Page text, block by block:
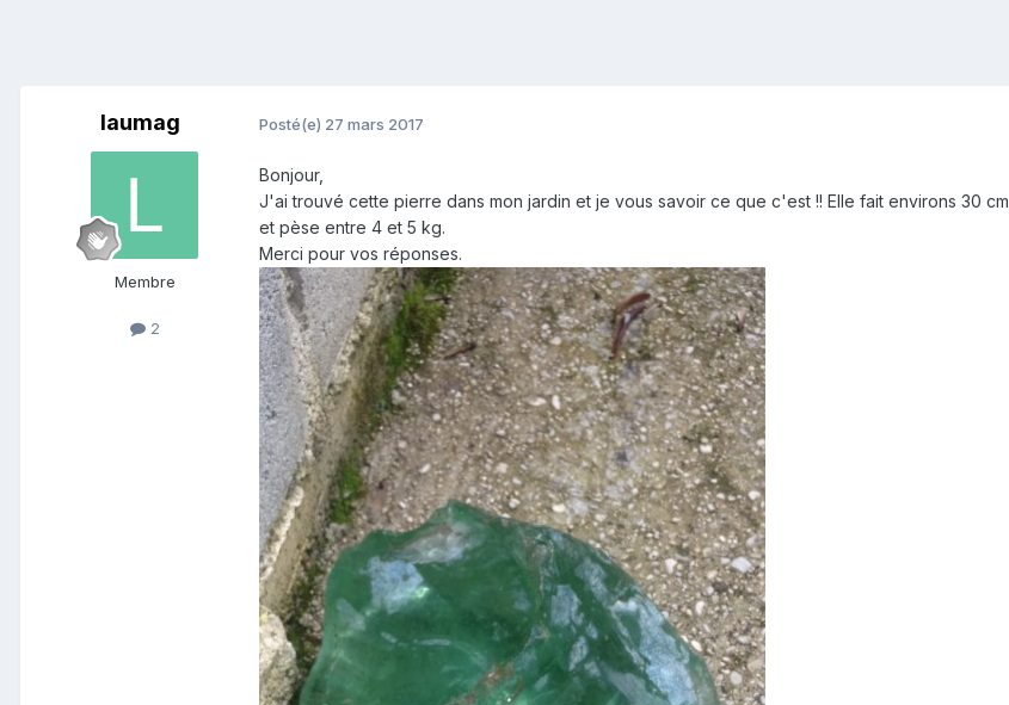
laumag
Membre
2
Posté(e) 27 mars 2017
Bonjour,
J'ai trouvé cette pierre dans mon jardin et je vous savoir ce que c'est !! Elle fait environs 30 cm
et pèse entre 4 et 5 kg.
Merci pour vos réponses.